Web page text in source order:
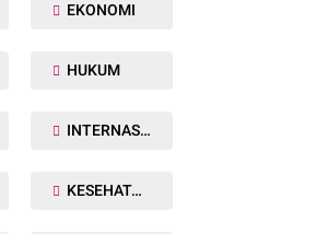
EKONOMI
HUKUM
INTERNASIONAL
KESEHATAN TUBUH